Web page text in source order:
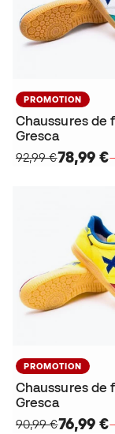
PROMOTION
Chaussures de
Gresca
92,99 €78,99 €
PROMOTION
Chaussures de
Gresca
90,99 €76,99 €